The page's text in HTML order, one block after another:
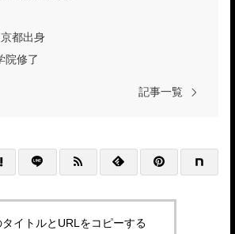
都出身
院修了
記事一覧
イトルとURLをコピーする